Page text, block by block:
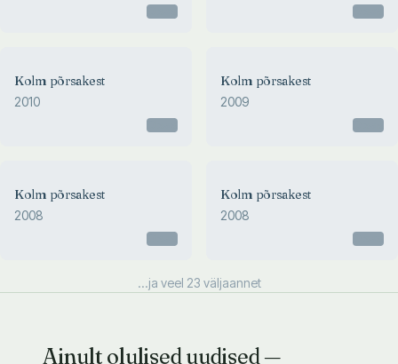
Kolm põrsakest
2010
Kolm põrsakest
2009
Kolm põrsakest
2008
Kolm põrsakest
2008
...ja veel 23 väljaannet
Ainult olulised uudised —